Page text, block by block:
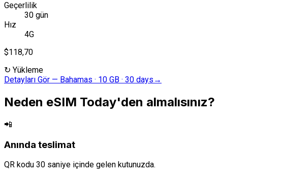
Geçerlilik
30 gün
Hız
4G
$118,70
↻ Yükleme
Detayları Gör — Bahamas · 10 GB · 30 days →
Neden eSIM Today'den almalısınız?
📲
Anında teslimat
QR kodu 30 saniye içinde gelen kutunuzda.